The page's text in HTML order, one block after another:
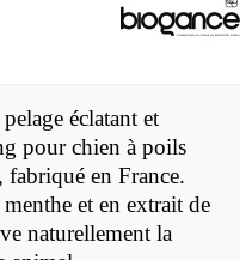
éclatant et
pour chien à poils
en France.
et en extrait de
naturellement la